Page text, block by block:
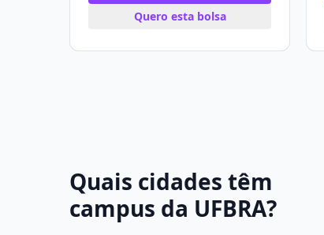
Quero esta bolsa
Quais cidades têm
campus da UFBRA?